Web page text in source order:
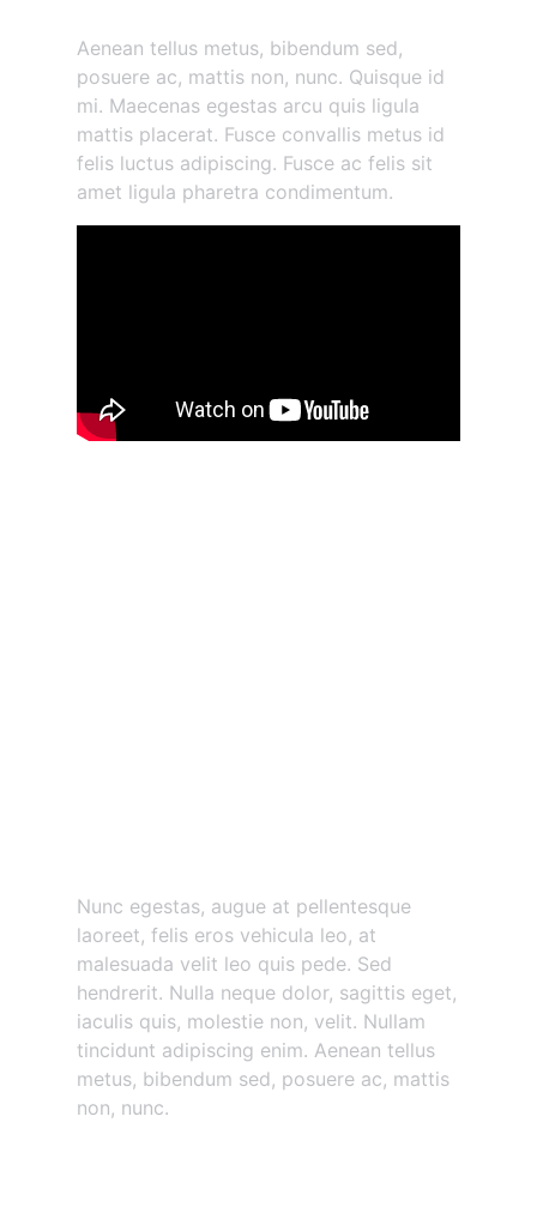
Aenean tellus metus, bibendum sed,
posuere ac, mattis non, nunc. Quisque id
mi. Maecenas egestas arcu quis ligula
mattis placerat. Fusce convallis metus id
felis luctus adipiscing. Fusce ac felis sit
amet ligula pharetra condimentum.
Nunc egestas, augue at pellentesque
laoreet, felis eros vehicula leo, at
malesuada velit leo quis pede. Sed
hendrerit. Nulla neque dolor, sagittis eget,
iaculis quis, molestie non, velit. Nullam
tincidunt adipiscing enim. Aenean tellus
metus, bibendum sed, posuere ac, mattis
non, nunc.